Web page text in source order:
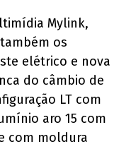
Mylink,
os
elétrico e nova
do câmbio de
LT com
aro 15 com
com moldura